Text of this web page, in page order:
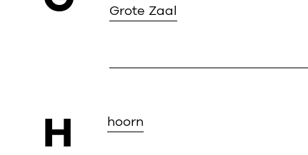
Grote Zaal
H hoorn